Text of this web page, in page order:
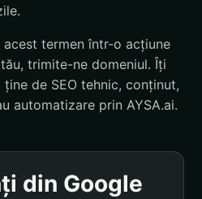
termen într-o acțiune
trimite-ne domeniul. Îți
de SEO tehnic, conținut,
automatizare prin AYSA.ai.
din Google